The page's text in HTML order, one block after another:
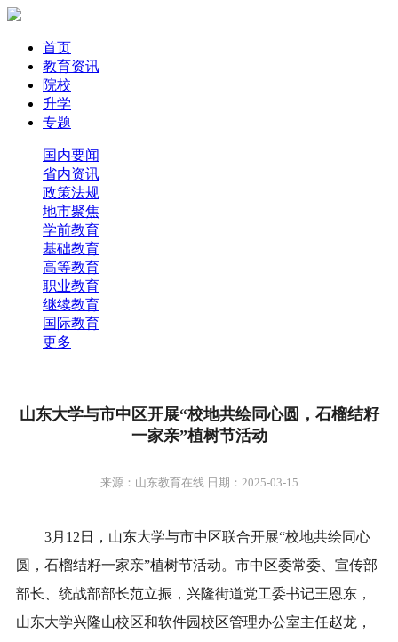
首页
教育资讯
院校
升学
专题
国内要闻
省内资讯
政策法规
地市聚焦
学前教育
基础教育
高等教育
职业教育
继续教育
国际教育
更多
山东大学与市中区开展“校地共绘同心圆，石榴结籽
一家亲”植树节活动
来源：山东教育在线 日期：2025-03-15
3月12日，山东大学与市中区联合开展“校地共绘同心
圆，石榴结籽一家亲”植树节活动。市中区委常委、宣传部
部长、统战部部长范立振，兴隆街道党工委书记王恩东，
山东大学兴隆山校区和软件园校区管理办公室主任赵龙，